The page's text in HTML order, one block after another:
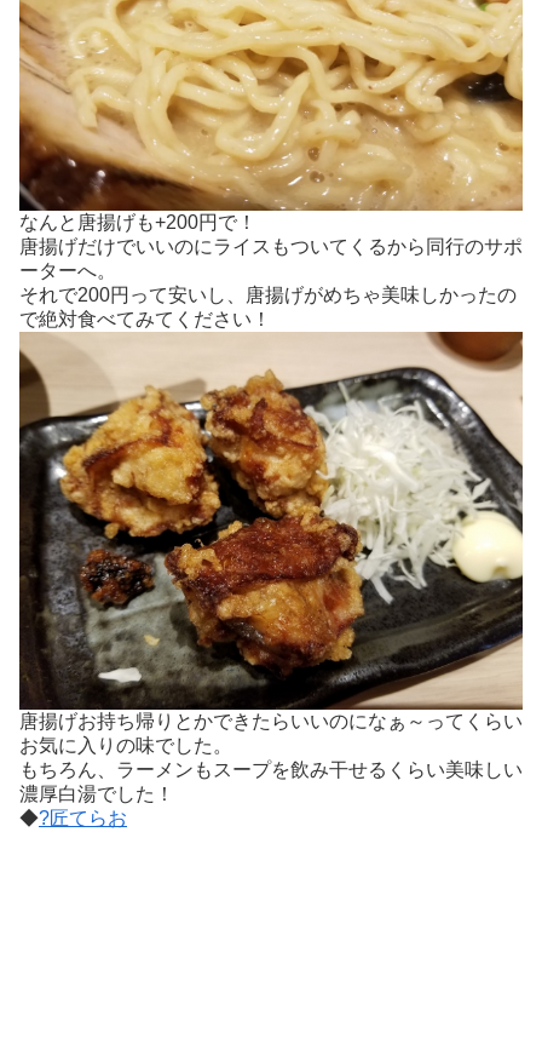
なんと唐揚げも+200円で！
唐揚げだけでいいのにライスもついてくるから同行のサポ
ーターへ。
それで200円って安いし、唐揚げがめちゃ美味しかったの
で絶対食べてみてください！
唐揚げお持ち帰りとかできたらいいのになぁ～ってくらい
お気に入りの味でした。
もちろん、ラーメンもスープを飲み干せるくらい美味しい
濃厚白湯でした！
◆?匠てらお